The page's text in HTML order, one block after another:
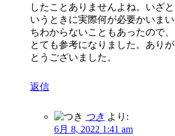
したことありませんよね。いざと
いうときに実際何が必要かいまい
ちわからないこともあったので、
とても参考になりました。ありが
とうございました。
返信
つき より:
6月 8, 2022 1:41 am